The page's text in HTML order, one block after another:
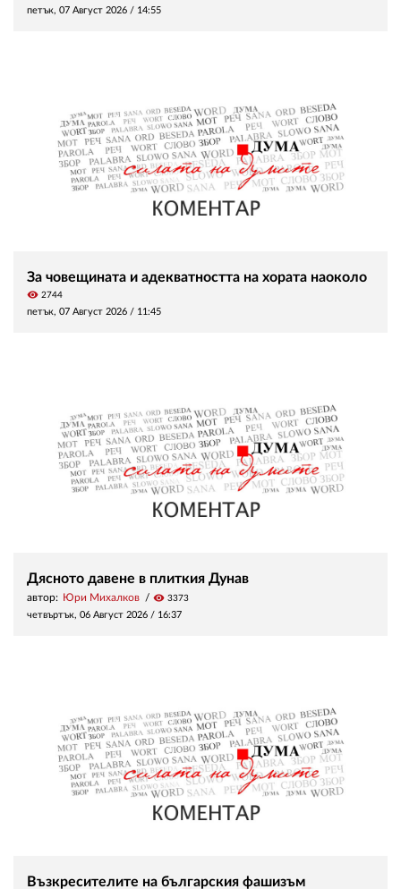
петък, 07 Август 2026 / 14:55
За човещината и адекватността на хората наоколо
visibility 2744
петък, 07 Август 2026 / 11:45
Дясното давене в плиткия Дунав
автор: Юри Михалков visibility 3373
четвъртък, 06 Август 2026 / 16:37
Възкресителите на българския фашизъм